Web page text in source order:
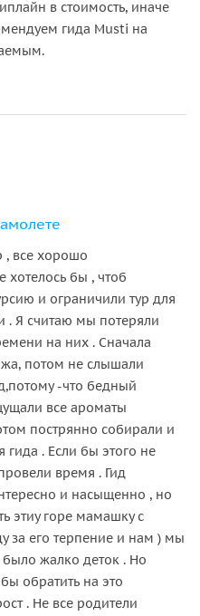
в стоимость, иначе
гида Musti на
, все хорошо
хотелось бы , чтоб
и ограничили тур для
. Я считаю мы потеряли
на них . Сначала
потом не слышали
-что бедный
все ароматы
пострянно собирали и
гида . Если бы этого не
время . Гид
и насыщенно , но
этиу горе мамашку с
за его терпение и нам ) мы
жалко деток . Но
обратить на это
. Не все родители